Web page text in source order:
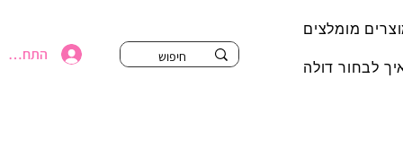
התחברי
מומלצים
לבחור דולה